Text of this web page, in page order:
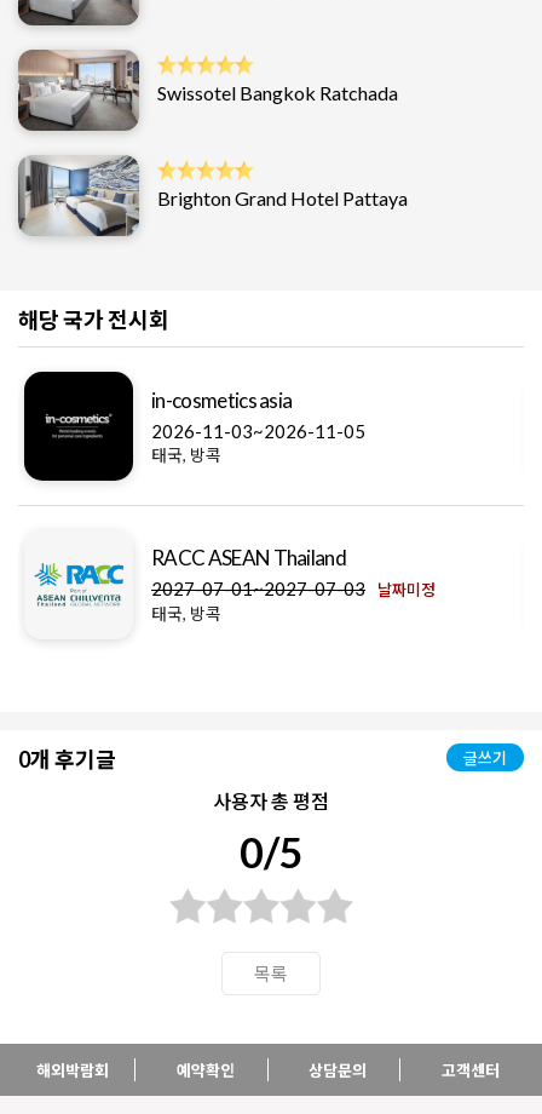
Swissotel Bangkok Ratchada
Brighton Grand Hotel Pattaya
해당 국가 전시회
in-cosmetics asia
2026-11-03~2026-11-05
태국, 방콕
RACC ASEAN Thailand
2027-07-01~2027-07-03 날짜미정
태국, 방콕
0개 후기글 글쓰기
사용자 총 평점
0/5
목록
해외박람회 예약확인 상담문의 고객센터